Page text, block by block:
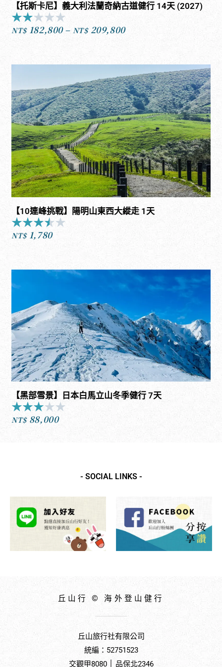
【托斯卡尼】義大利法蘭奇納古道健行 14天 (2027)
★★★★★
2
5
NT$ 182,800– NT$ 209,800
範
圍：
NT$182,800
到
NT$209,800
【10連峰挑戰】陽明山東西大縱走 1天
★★★★★
5
NT$ 1,780
【黑部雪景】日本白馬立山冬季健行 7天
★★★★★
NT$ 88,000
- SOCIAL LINKS -
丘山行 © 海外登山健行
丘山旅行社有限公司
統編：52751523
交觀甲8080 │ 品保北2346